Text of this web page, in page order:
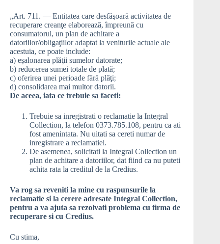
„Art. 711. — Entitatea care desfăşoară activitatea de
recuperare creanţe elaborează, împreună cu
consumatorul, un plan de achitare a
datoriilor/obligaţiilor adaptat la veniturile actuale ale
acestuia, ce poate include:
a) eşalonarea plăţii sumelor datorate;
b) reducerea sumei totale de plată;
c) oferirea unei perioade fără plăţi;
d) consolidarea mai multor datorii.
De aceea, iata ce trebuie sa faceti:
Trebuie sa inregistrati o reclamatie la Integral
Collection, la telefon 0373.785.108, pentru ca ati
fost amenintata. Nu uitati sa cereti numar de
inregistrare a reclamatiei.
De asemenea, solicitati la Integral Collection un
plan de achitare a datoriilor, dat fiind ca nu puteti
achita rata la creditul de la Credius.
Va rog sa reveniti la mine cu raspunsurile la
reclamatie si la cerere adresate Integral Collection,
pentru a va ajuta sa rezolvati problema cu firma de
recuperare si cu Credius.
Cu stima,